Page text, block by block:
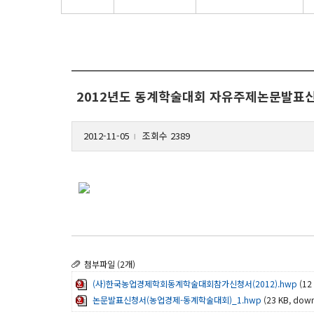
2012년도 동계학술대회 자유주제논문발표
2012-11-05 l 조회수 2389
첨부파일 (2개)
(사)한국농업경제학회동계학술대회참가신청서(2012).hwp
논문발표신청서(농업경제-동계학술대회)_1.hwp (23 KB,